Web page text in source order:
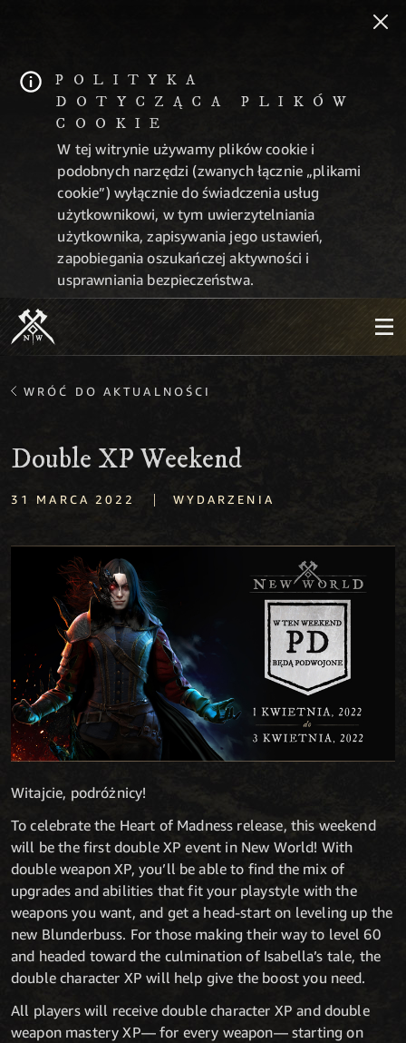
POLITYKA
DOTYCZĄCA PLIKÓW
COOKIE
W tej witrynie używamy plików cookie i
podobnych narzędzi (zwanych łącznie „plikami
cookie”) wyłącznie do świadczenia usług
użytkownikowi, w tym uwierzytelniania
użytkownika, zapisywania jego ustawień,
zapobiegania oszukańczej aktywności i
usprawniania bezpieczeństwa.
WRÓĆ DO AKTUALNOŚCI
Double XP Weekend
31 MARCA 2022 | WYDARZENIA
Witajcie, podróżnicy!
To celebrate the Heart of Madness release, this weekend
will be the first double XP event in New World! With
double weapon XP, you’ll be able to find the mix of
upgrades and abilities that fit your playstyle with the
weapons you want, and get a head-start on leveling up the
new Blunderbuss. For those making their way to level 60
and headed toward the culmination of Isabella’s tale, the
double character XP will help give the boost you need.
All players will receive double character XP and double
weapon mastery XP— for every weapon— starting on